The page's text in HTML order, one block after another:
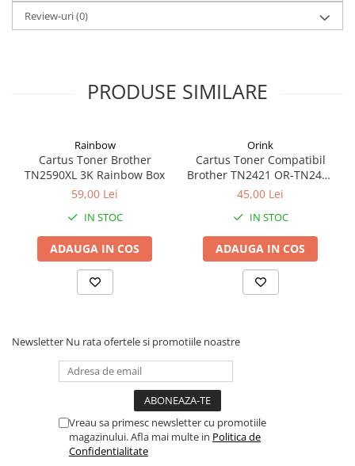
Cretă/Burete/Table Școlare
Plastilină
Tehnica de birou
Laminatoare
Folii Laminare
Distrugătoare Documente
Ghilotine / Trimmere
Aparate de Îndosariat și Accesorii
Review-uri(0)
PRODUSE SIMILARE
Rainbow
Cartus Toner Brother
TN2590XL 3K Rainbow Box
59,00 Lei
IN STOC
ADAUGA IN COS
Orink
Cartus Toner Compatibil
Brother TN2421 OR-TN2421
Orink Black
45,00 Lei
IN STOC
ADAUGA IN COS
Newsletter Nu rata ofertele si promotiile noastre
Vreau sa primesc newsletter cu promotiile
magazinului. Afla mai multe in Politica de
Confidentialitate